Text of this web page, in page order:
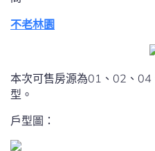
不老林園
本次可售房源為01、02、
型。
戶型圖：